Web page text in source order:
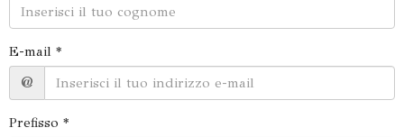
E-mail *
@
Prefisso *